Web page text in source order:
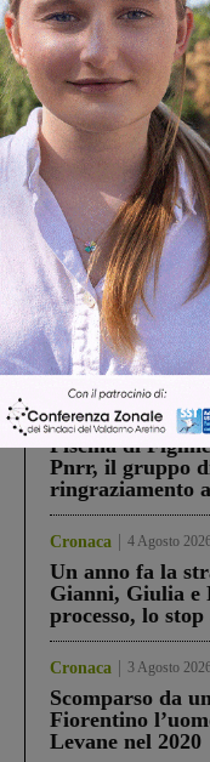
In vetrina 3 Agosto
Estra Notizie
studenti
debutta il
Più lette
Figline Incisa
Piscina di
Pnrr, il gruppo
ringraziamento
Cronaca 4 Agosto
Un anno fa la
Gianni, Giulia e
processo, lo
Cronaca 3 Agosto
Scomparso da
Fiorentino
Levane nel 2020